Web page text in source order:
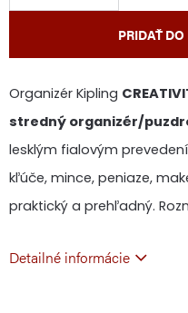
PRIDAŤ
Organizér Kipling
stredný organizér/
lesklým fialovým
kľúče, mince, peniaze,
praktický a prehľadný.
Detailné informácie